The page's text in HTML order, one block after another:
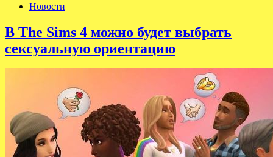
Новости
В The Sims 4 можно будет выбрать
сексуальную ориентацию